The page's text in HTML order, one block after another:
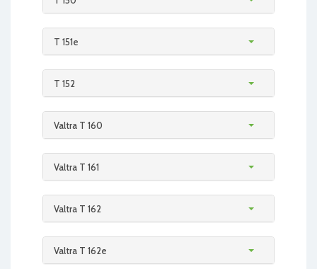
T 151e
T 152
Valtra T 160
Valtra T 161
Valtra T 162
Valtra T 162e